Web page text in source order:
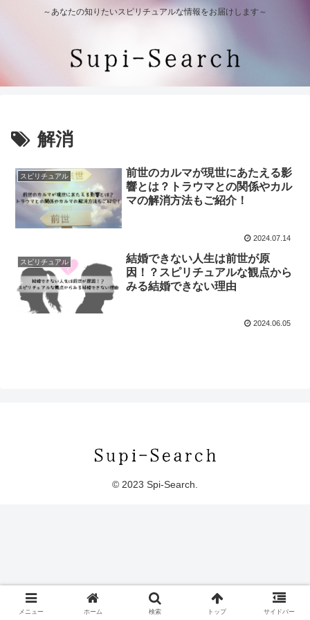
～あなたの知りたいスピリチュアルな情報をお届けします～
解消
スピリチュアル
前世のカルマが現世にあたえる影
響とは？トラウマとの関係やカル
マの解消方法もご紹介！
2024.07.14
スピリチュアル
結婚できない人生は前世が原
因！？スピリチュアルな観点から
みる結婚できない理由
2024.06.05
© 2023 Spi-Search.
メニュー ホーム 検索 トップ サイドバー